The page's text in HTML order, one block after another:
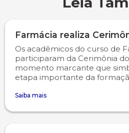
Farmácia realiza
Os acadêmicos do curso de
participaram da Cerimônia
momento marcante que
etapa importante da
Saiba mais
Engenharia Mecânica
Farmácia
Manual do Acadêmico
Manual de Formatura
Infocampo
Intercampo